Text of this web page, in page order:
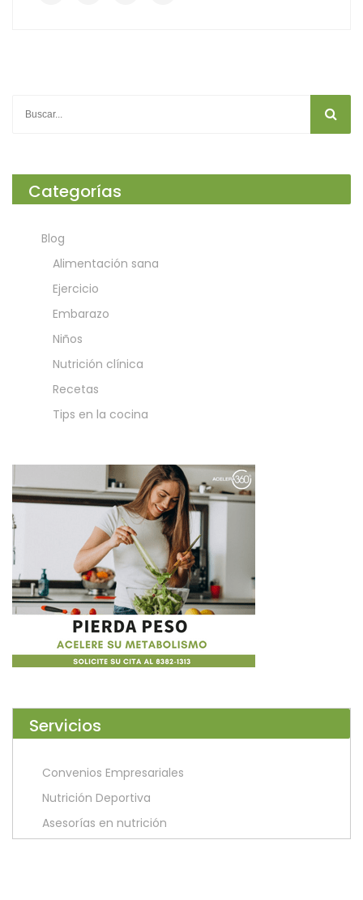
Categorías
Blog
Alimentación sana
Ejercicio
Embarazo
Niños
Nutrición clínica
Recetas
Tips en la cocina
Servicios
Convenios Empresariales
Nutrición Deportiva
Asesorías en nutrición